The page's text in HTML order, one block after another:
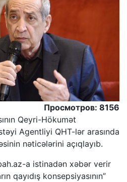
Просмотров: 8156
Qeyri-Hökumət
Agentliyi QHT-lər arasında
nəticələrini açıqlayıb.
a istinadən xəbər verir
qayıdış konsepsiyasının”